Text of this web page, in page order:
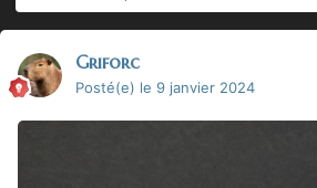
Griforc
Posté(e) le 9 janvier 2024